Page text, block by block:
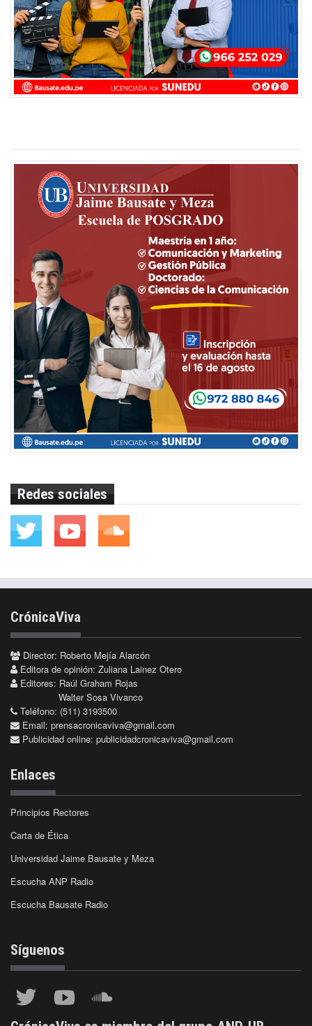
Redes sociales
CrónicaViva
Director: Roberto Mejía Alarcón
Editora de opinión: Zuliana Lainez Otero
Editores: Raúl Graham Rojas
Walter Sosa Vivanco
Teléfono: (511) 3193500
Email: prensacronicaviva@gmail.com
Publicidad online: publicidadcronicaviva@gmail.com
Enlaces
Principios Rectores
Carta de Ética
Universidad Jaime Bausate y Meza
Escucha ANP Radio
Escucha Bausate Radio
Síguenos